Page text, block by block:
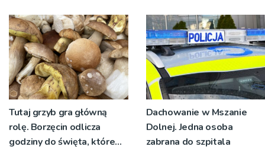
żywo [ZDJĘCIA]
Tutaj grzyb gra główną
rolę. Borzęcin odlicza
godziny do święta, które
Dachowanie w Mszanie
Dolnej. Jedna osoba
zabrana do szpitala